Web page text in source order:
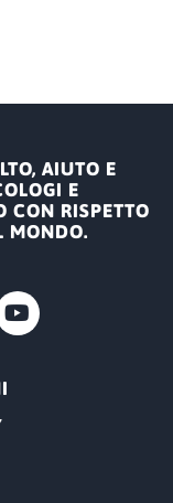
AIUTO E
E
CON RISPETTO
MONDO.